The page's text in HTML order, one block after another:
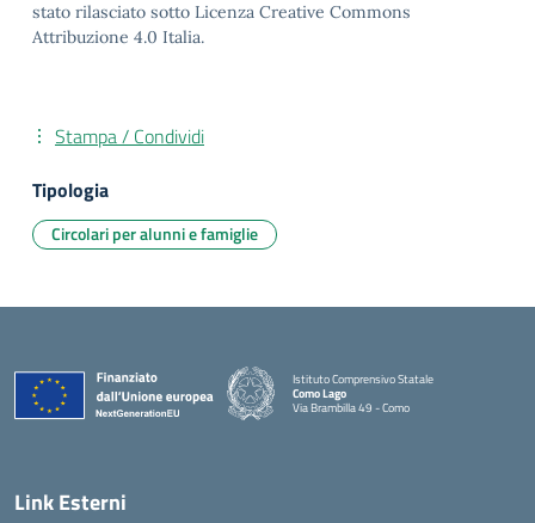
stato rilasciato sotto Licenza Creative Commons
Attribuzione 4.0 Italia.
Stampa / Condividi
Tipologia
Circolari per alunni e famiglie
Istituto Comprensivo Statale
Como Lago
Via Brambilla 49 - Como
Link Esterni